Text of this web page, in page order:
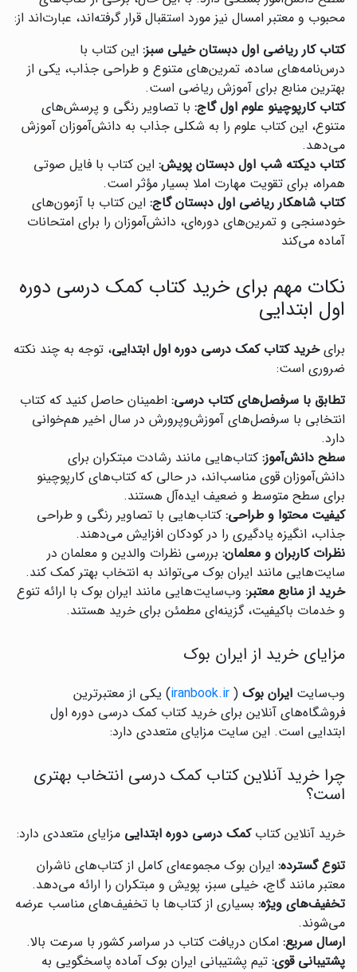
محبوب و معتبر امسال نیز مورد استقبال قرار گرفته‌اند، عبارت‌اند از:
کتاب کار ریاضی اول دبستان خیلی سبز: این کتاب با
درس‌نامه‌های ساده، تمرین‌های متنوع و طراحی جذاب، یکی از
بهترین منابع برای آموزش ریاضی است.
کتاب کارپوچینو علوم اول گاج: با تصاویر رنگی و پرسش‌های
متنوع، این کتاب علوم را به شکلی جذاب به دانش‌آموزان آموزش
می‌دهد.
کتاب دیکته شب اول دبستان پویش: این کتاب با فایل صوتی
همراه، برای تقویت مهارت املا بسیار مؤثر است.
کتاب شاهکار ریاضی اول دبستان گاج: این کتاب با آزمون‌های
خودسنجی و تمرین‌های دوره‌ای، دانش‌آموزان را برای امتحانات
آماده می‌کند
نکات مهم برای خرید کتاب کمک درسی دوره
اول ابتدایی
برایخرید کتاب کمک درسی دوره اول ابتدایی، توجه به چند نکته
ضروری است:
تطابق با سرفصل‌های کتاب درسی: اطمینان حاصل کنید که کتاب
انتخابی با سرفصل‌های آموزش‌وپرورش در سال اخیر هم‌خوانی
دارد.
سطح دانش‌آموز: کتاب‌هایی مانند رشادت مبتکران برای
دانش‌آموزان قوی مناسب‌اند، در حالی که کتاب‌های کارپوچینو
برای سطح متوسط و ضعیف ایده‌آل هستند.
کیفیت محتوا و طراحی: کتاب‌هایی با تصاویر رنگی و طراحی
جذاب، انگیزه یادگیری را در کودکان افزایش می‌دهند.
نظرات کاربران و معلمان: بررسی نظرات والدین و معلمان در
سایت‌هایی مانند ایران بوک می‌تواند به انتخاب بهتر کمک کند.
خرید از منابع معتبر: وب‌سایت‌هایی مانند ایران بوک با ارائه تنوع
و خدمات باکیفیت، گزینه‌ای مطمئن برای خرید هستند.
مزایای خرید از ایران بوک
وب‌سایت ایران بوک (
iranbook.ir) یکی از معتبرترین
فروشگاه‌های آنلاین برای خرید کتاب کمک درسی دوره اول
ابتدایی است. این سایت مزایای متعددی دارد:
چرا خرید آنلاین کتاب کمک درسی انتخاب بهتری
است؟
خرید آنلاین کتابکمک درسی دوره ابتدایی مزایای متعددی دارد:
تنوع گسترده: ایران بوک مجموعه‌ای کامل از کتاب‌های ناشران
معتبر مانند گاج، خیلی سبز، پویش و مبتکران را ارائه می‌دهد.
تخفیف‌های ویژه: بسیاری از کتاب‌ها با تخفیف‌های مناسب عرضه
می‌شوند.
ارسال سریع: امکان دریافت کتاب در سراسر کشور با سرعت بالا.
پشتیبانی قوی: تیم پشتیبانی ایران بوک آماده پاسخگویی به